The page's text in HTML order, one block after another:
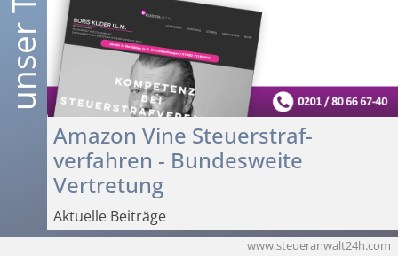
Amazon Vine Steuerstraf­
verfahren - Bundesweite
Vertretung
Aktuelle Beiträge
www.steueranwalt24h.com